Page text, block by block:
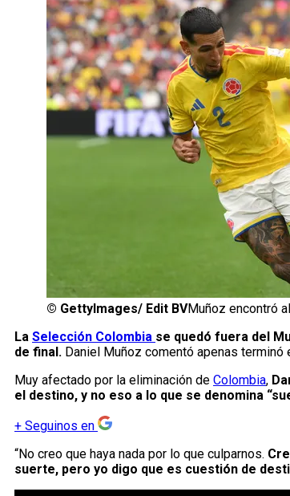
© GettyImages/ Edit BVMuñoz encontró
La Selección Colombia se quedó fuera del
de final. Daniel Muñoz comentó apenas terminó
Muy afectado por la eliminación de Colombia,
el destino, y no eso a lo que se denomina
+ Seguinos en
“No creo que haya nada por lo que culparnos.
suerte, pero yo digo que es cuestión de